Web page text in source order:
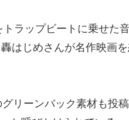
ラップビートに乗せた
はじめさんが名作映画
リーンバック素材も投